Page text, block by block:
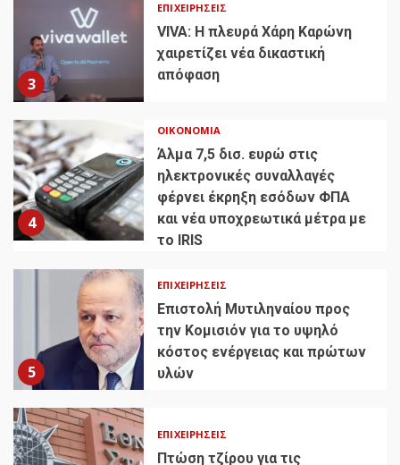
3
ΕΠΙΧΕΙΡΉΣΕΙΣ
VIVA: Η πλευρά Χάρη Καρώνη
χαιρετίζει νέα δικαστική
απόφαση
4
ΟΙΚΟΝΟΜΊΑ
Άλμα 7,5 δισ. ευρώ στις
ηλεκτρονικές συναλλαγές
φέρνει έκρηξη εσόδων ΦΠΑ
και νέα υποχρεωτικά μέτρα με
το IRIS
5
ΕΠΙΧΕΙΡΉΣΕΙΣ
Επιστολή Μυτιληναίου προς
την Κομισιόν για το υψηλό
κόστος ενέργειας και πρώτων
υλών
ΕΠΙΧΕΙΡΉΣΕΙΣ
Πτώση τζίρου για τις